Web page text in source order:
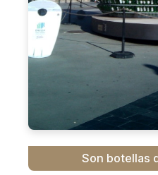
Son botellas